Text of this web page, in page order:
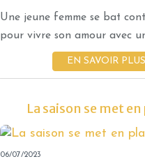
Une jeune femme se bat
pour vivre son amour avec
EN SAVOIR PLUS
La saison se met en
06/07/2023